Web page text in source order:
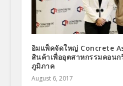
อิมแพ็คจัดใหญ่ Concrete
สินค้าเพื่ออุตสาหกรรมคอน
ภูมิภาค
August 6, 2017